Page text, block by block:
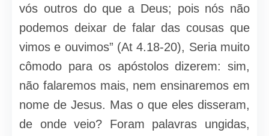
vós outros do que a Deus; pois nós não
podemos deixar de falar das cousas que
vimos e ouvimos” (At 4.18-20), Seria muito
cômodo para os apóstolos dizerem: sim,
não falaremos mais, nem ensinaremos em
nome de Jesus. Mas o que eles disseram,
de onde veio? Foram palavras ungidas,